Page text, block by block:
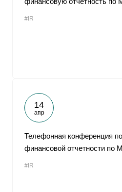
#IR
14
апр
Телефонная конференция
финансовой отчетности по
#IR